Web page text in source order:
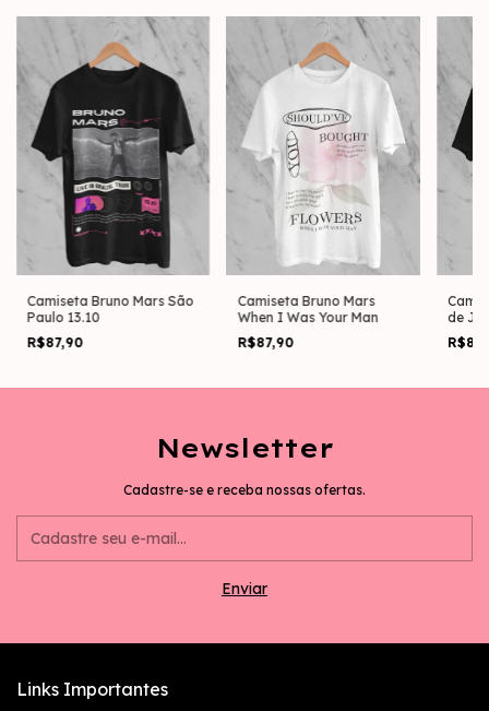
Camiseta Bruno Mars São
Paulo 13.10
R$87,90
Camiseta Bruno Mars
When I Was Your Man
R$87,90
de
Newsletter
Cadastre-se e receba nossas ofertas.
Links Importantes